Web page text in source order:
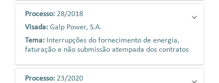
Processo: 28/2018
Visada: Galp Power, S.A.
Tema: Interrupções do fornecimento de energia,
faturação e não submissão atempada dos contratos
Processo: 23/2020